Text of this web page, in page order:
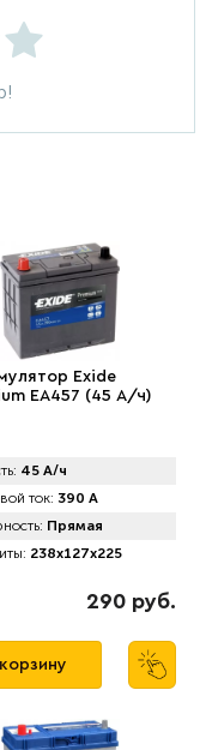
Exide
EA457 (45 А/ч)
45 А/ч
ток: 390 А
Прямая
238x127x225
290 руб.